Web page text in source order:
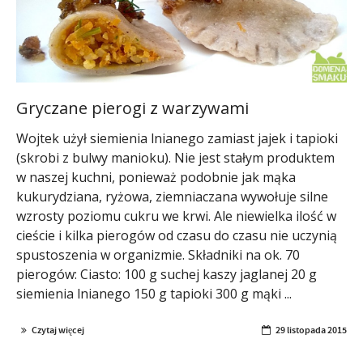
Gryczane pierogi z warzywami
Wojtek użył siemienia lnianego zamiast jajek i tapioki
(skrobi z bulwy manioku). Nie jest stałym produktem
w naszej kuchni, ponieważ podobnie jak mąka
kukurydziana, ryżowa, ziemniaczana wywołuje silne
wzrosty poziomu cukru we krwi. Ale niewielka ilość w
cieście i kilka pierogów od czasu do czasu nie uczynią
spustoszenia w organizmie. Składniki na ok. 70
pierogów: Ciasto: 100 g suchej kaszy jaglanej 20 g
siemienia lnianego 150 g tapioki 300 g mąki ...
Czytaj więcej 29 listopada 2015